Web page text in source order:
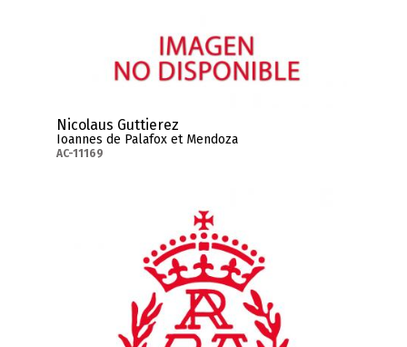
Nicolaus Guttierez
Ioannes de Palafox et Mendoza
AC-11169